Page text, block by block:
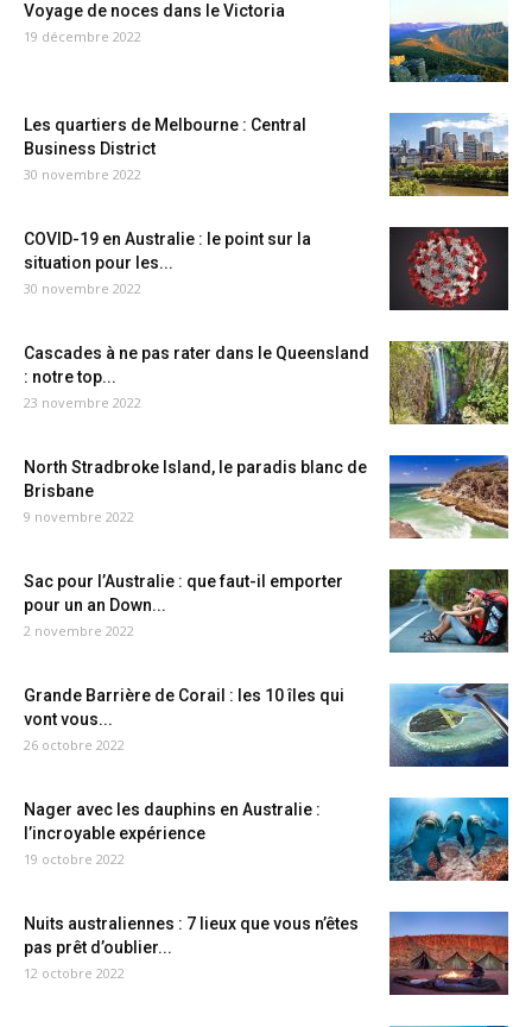
Voyage de noces dans le Victoria
19 décembre 2022
Les quartiers de Melbourne : Central
Business District
30 novembre 2022
COVID-19 en Australie : le point sur la
situation pour les...
30 novembre 2022
Cascades à ne pas rater dans le Queensland
: notre top...
23 novembre 2022
North Stradbroke Island, le paradis blanc de
Brisbane
9 novembre 2022
Sac pour l’Australie : que faut-il emporter
pour un an Down...
2 novembre 2022
Grande Barrière de Corail : les 10 îles qui
vont vous...
26 octobre 2022
Nager avec les dauphins en Australie :
l’incroyable expérience
19 octobre 2022
Nuits australiennes : 7 lieux que vous n’êtes
pas prêt d’oublier...
12 octobre 2022